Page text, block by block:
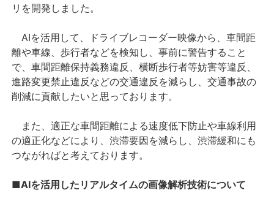
リを開発しました。
AIを活用して、ドライブレコーダー映像から、車間距
離や車線、歩行者などを検知し、事前に警告すること
で、車間距離保持義務違反、横断歩行者等妨害等違反、
進路変更禁止違反などの交通違反を減らし、交通事故の
削減に貢献したいと思っております。
また、適正な車間距離による速度低下防止や車線利用
の適正化などにより、渋滞要因を減らし、渋滞緩和にも
つながればと考えております。
■AIを活用したリアルタイムの画像解析技術について